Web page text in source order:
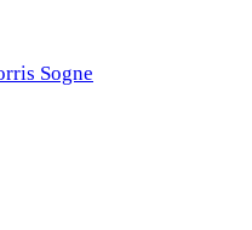
Sogne